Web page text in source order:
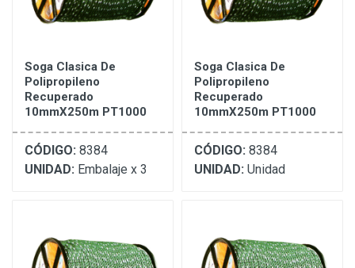
Soga Clasica De
Polipropileno
Recuperado
10mmX250m PT1000
CÓDIGO: 8384
UNIDAD: Embalaje x 3
Soga Clasica De
Polipropileno
Recuperado
10mmX250m PT1000
CÓDIGO: 8384
UNIDAD: Unidad